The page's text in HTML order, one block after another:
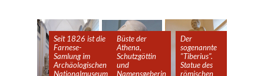
Seit 1826 ist die
Farnese-
Samlung im
Archäologischen
Nationalmuseum
Büste der
Athena,
Schutzgöttin
und
Namensgeberin
Der
sogenannte
"Tiberius".
Statue des
römischen